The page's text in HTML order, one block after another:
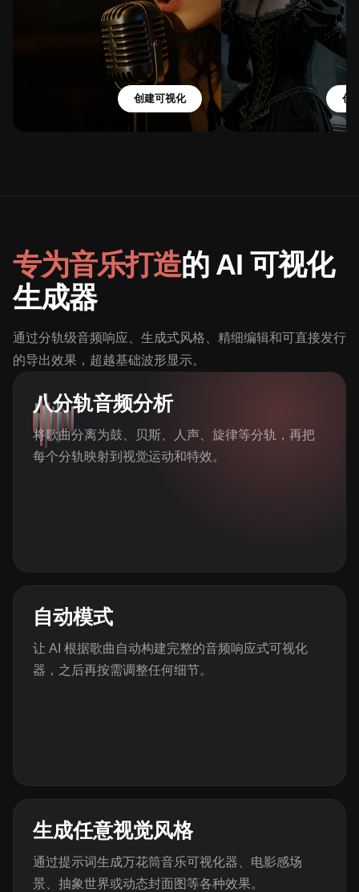
创建可视化 创
专为音乐打造的 AI 可视化
生成器
通过分轨级音频响应、生成式风格、精细编辑和可直接发行
的导出效果，超越基础波形显示。
八分轨音频分析
将歌曲分离为鼓、贝斯、人声、旋律等分轨，再把
每个分轨映射到视觉运动和特效。
自动模式
让 AI 根据歌曲自动构建完整的音频响应式可视化
器，之后再按需调整任何细节。
生成任意视觉风格
通过提示词生成万花筒音乐可视化器、电影感场
景、抽象世界或动态封面图等各种效果。